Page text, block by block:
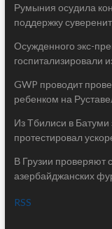
Румыния осудила
поддержку
Осужденного экс-
госпитализировали
GWP проводит
ребенком на
Из Тбилиси в Батуми
протестировал
В Грузии проверяют
азербайджанских
RSS